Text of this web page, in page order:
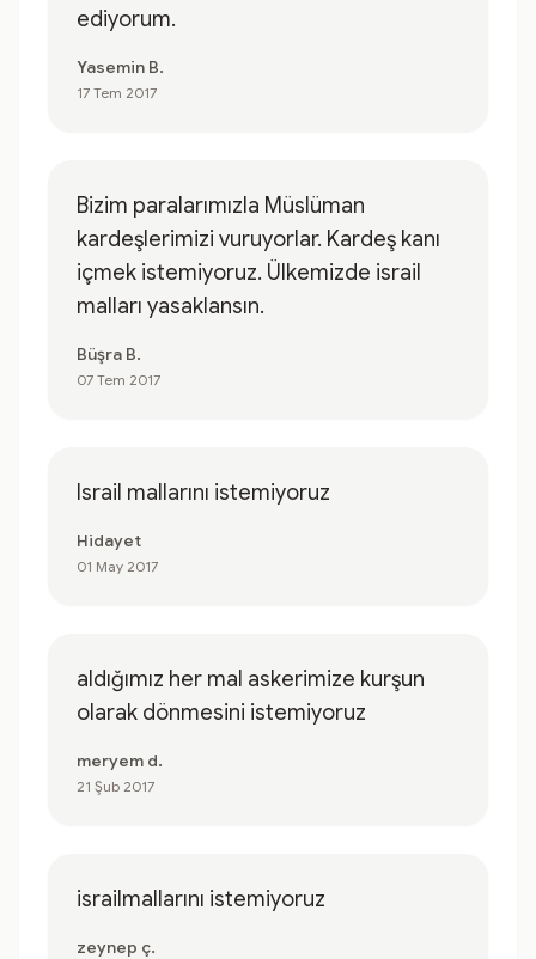
ediyorum.
Yasemin B.
17 Tem 2017
Bizim paralarımızla Müslüman
kardeşlerimizi vuruyorlar. Kardeş kanı
içmek istemiyoruz. Ülkemizde israil
malları yasaklansın.
Büşra B.
07 Tem 2017
Israil mallarını istemiyoruz
Hidayet
01 May 2017
aldığımız her mal askerimize kurşun
olarak dönmesini istemiyoruz
meryem d.
21 Şub 2017
israilmallarını istemiyoruz
zeynep ç.